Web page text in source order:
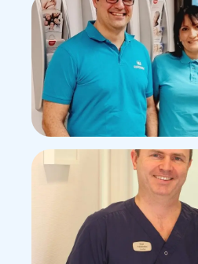
Bestill time i Bergen